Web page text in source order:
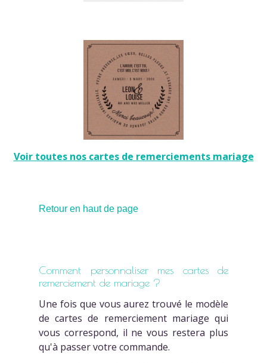
Voir toutes nos cartes de remerciements mariage
Retour en haut de page
Comment personnaliser mes cartes de
remerciement de mariage ?
Une fois que vous aurez trouvé le modèle
de cartes de remerciement mariage qui
vous correspond, il ne vous restera plus
qu'à passer votre commande.